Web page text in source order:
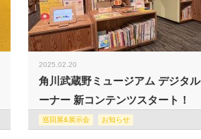
2025.02.20
角川武蔵野ミュージアム デジタ
ーナー 新コンテンツスタート！
巡回展&展示会 お知らせ